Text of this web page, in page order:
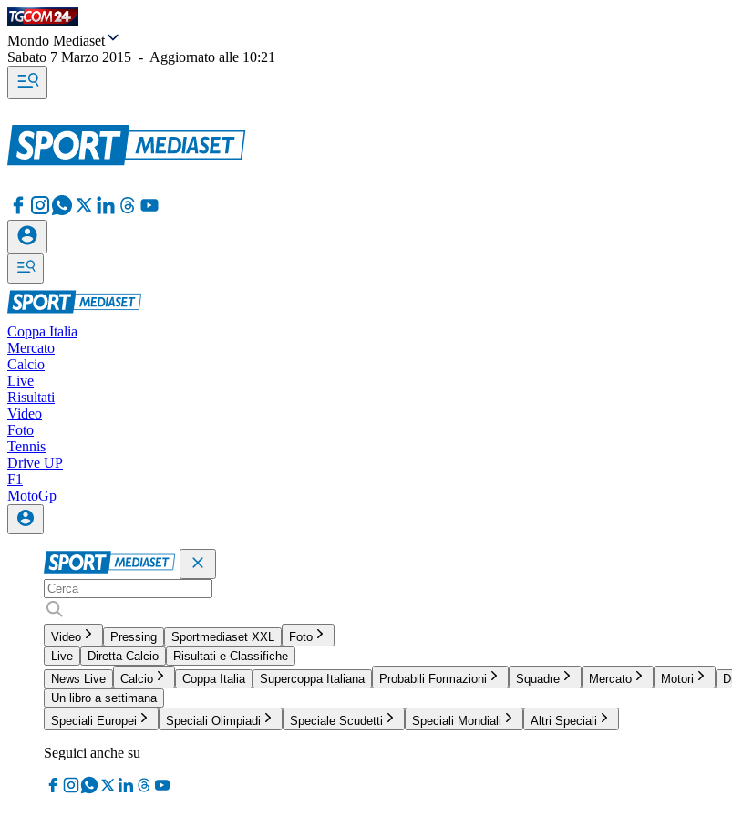
Mondo Mediaset
Sabato 7 Marzo 2015 - Aggiornato alle 10:21
Coppa Italia
Mercato
Calcio
Live
Risultati
Video
Foto
Tennis
Drive UP
F1
MotoGp
Video Pressing Sportmediaset XXL
Foto
Live
Diretta Calcio
Risultati e Classifiche
News Live
Calcio Coppa Italia Supercoppa Italiana Probabili Formazioni Squadre Mercato Motori
Un libro a settimana
Speciali Europei
Speciali Olimpiadi Speciale Scudetti Speciali Mondiali Altri Speciali
Seguici anche su